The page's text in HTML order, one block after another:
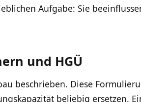
Aufgabe: Sie
und HGÜ
beschrieben. Diese
beliebig ersetzen.